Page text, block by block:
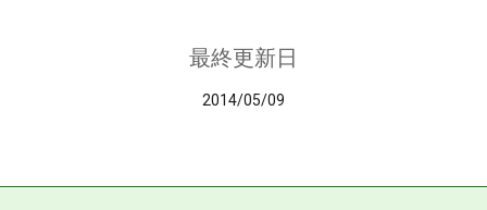
最終更新日
2014/05/09